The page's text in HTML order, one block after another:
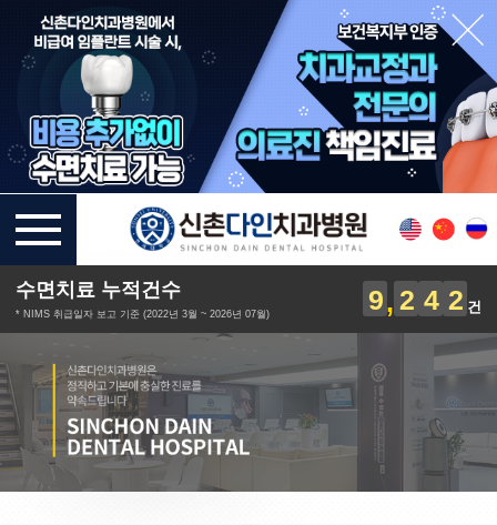
수면치료 누적건수
* NIMS 취급일자 보고 기준 (2022년 3월 ~ 2026년 07월) 9 2 4 2 건